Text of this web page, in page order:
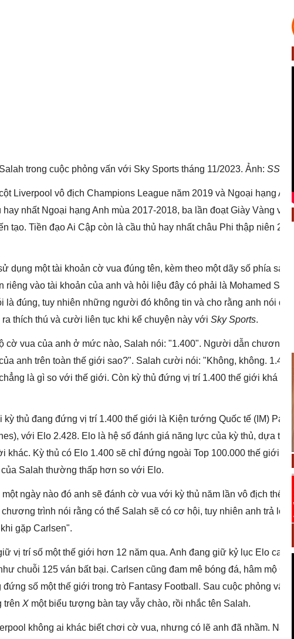
trong cuộc phỏng vấn với Sky Sports tháng 11/2023. Ảnh: SS
Liverpool vô địch Champions League năm 2019 và Ngoại hạng
hay nhất Ngoại hạng Anh mùa 2017-2018, ba lần đoạt Giày Vàng và
tạo. Tiền đạo Ai Cập còn là cầu thủ hay nhất châu Phi thập niên
dụng một tài khoản cờ vua đúng tên, kèm theo một dãy số phía sau.
riêng vào tài khoản của anh và hỏi liệu đây có phải là Mohamed Salah
là đúng, tuy nhiên những người đó không tin và cho rằng anh nói dối.
ra thích thú và cười liên tục khi kể chuyện này với Sky Sports.
cờ vua của anh ở mức nào, Salah nói: "1.400". Người dẫn chương
anh trên toàn thế giới sao?". Salah cười nói: "Không, không.
là gì so với thế giới. Còn kỳ thủ đứng vị trí 1.400 thế giới khá là
thủ đang đứng vị trí 1.400 thế giới là Kiện tướng Quốc tế (IM) Paulo
với Elo 2.428. Elo là hệ số đánh giá năng lực của kỳ thủ, dựa
khác. Kỳ thủ có Elo 1.400 sẽ chỉ đứng ngoài Top 100.000 thế giới.
Salah thường thấp hơn so với Elo.
ngày nào đó anh sẽ đánh cờ vua với kỳ thủ năm lần vô địch thế
trình nói rằng có thể Salah sẽ có cơ hội, tuy nhiên anh trả lời:
gặp Carlsen".
vị trí số một thế giới hơn 12 năm qua. Anh đang giữ kỷ lục Elo cao
chuỗi 125 ván bất bại. Carlsen cũng đam mê bóng đá, hâm mộ CLB
số một thế giới trong trò Fantasy Football. Sau cuộc phỏng vấn
trên X một biểu tượng bàn tay vẫy chào, rồi nhắc tên Salah.
không ai khác biết chơi cờ vua, nhưng có lẽ anh đã nhầm. Năm